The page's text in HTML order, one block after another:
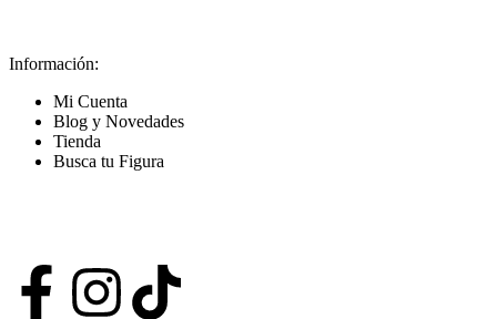
Información:
Mi Cuenta
Blog y Novedades
Tienda
Busca tu Figura